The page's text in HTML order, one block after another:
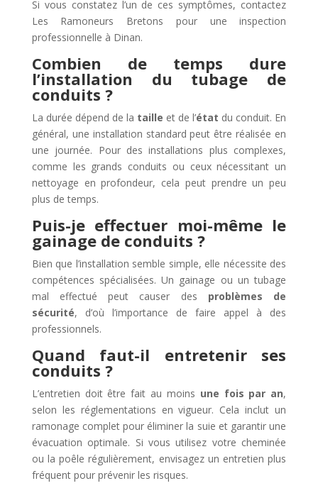
Si vous constatez l’un de ces symptômes, contactez
Les Ramoneurs Bretons pour une inspection
professionnelle à Dinan.
Combien de temps dure
l’installation du tubage de
conduits ?
La durée dépend de la taille et de l’état du conduit. En
général, une installation standard peut être réalisée en
une journée. Pour des installations plus complexes,
comme les grands conduits ou ceux nécessitant un
nettoyage en profondeur, cela peut prendre un peu
plus de temps.
Puis-je effectuer moi-même le
gainage de conduits ?
Bien que l’installation semble simple, elle nécessite des
compétences spécialisées. Un gainage ou un tubage
mal effectué peut causer des problèmes de
sécurité, d’où l’importance de faire appel à des
professionnels.
Quand faut-il entretenir ses
conduits ?
L’entretien doit être fait au moins une fois par an,
selon les réglementations en vigueur. Cela inclut un
ramonage complet pour éliminer la suie et garantir une
évacuation optimale. Si vous utilisez votre cheminée
ou la poêle régulièrement, envisagez un entretien plus
fréquent pour prévenir les risques.